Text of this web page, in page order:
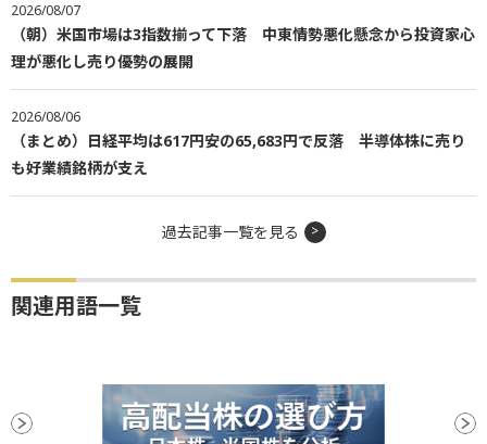
2026/08/07
（朝）米国市場は3指数揃って下落 中東情勢悪化懸念から投資家心
理が悪化し売り優勢の展開
2026/08/06
（まとめ）日経平均は617円安の65,683円で反落 半導体株に売り
も好業績銘柄が支え
過去記事一覧を見る
関連用語一覧